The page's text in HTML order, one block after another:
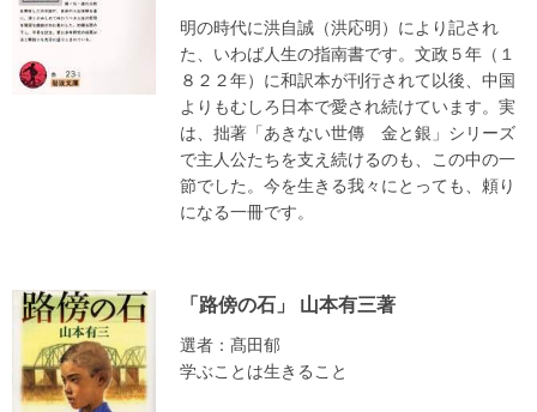
明の時代に洪自誠（洪応明）により記され
た、いわば人生の指南書です。文政５年（１
８２２年）に和訳本が刊行されて以後、中国
よりもむしろ日本で愛され続けています。実
は、拙著「あきない世傳 金と銀」シリーズ
で主人公たちを支え続けるのも、この中の一
節でした。今を生きる我々にとっても、頼り
になる一冊です。
「路傍の石」 山本有三著
選者：髙田郁
学ぶことは生きること